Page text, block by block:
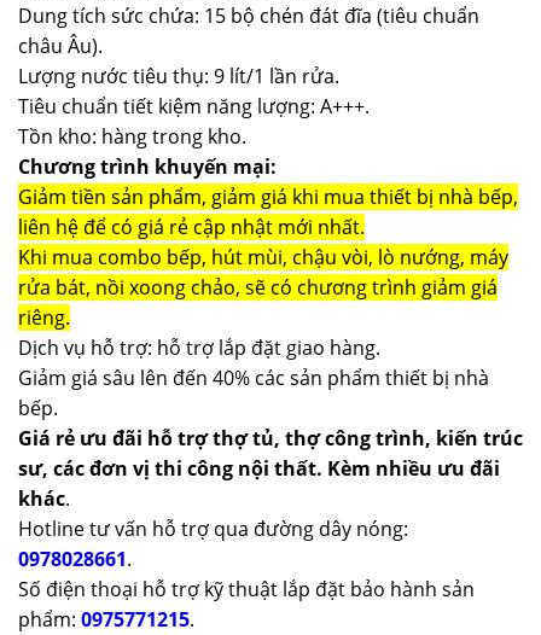
Dung tích sức chứa: 15 bộ chén đát đĩa (tiêu chuẩn
châu Âu).
Lượng nước tiêu thụ: 9 lít/1 lần rửa.
Tiêu chuẩn tiết kiệm năng lượng: A+++.
Tồn kho: hàng trong kho.
Chương trình khuyến mại:
Giảm tiền sản phẩm, giảm giá khi mua thiết bị nhà bếp,
liên hệ để có giá rẻ cập nhật mới nhất.
Khi mua combo bếp, hút mùi, chậu vòi, lò nướng, máy
rửa bát, nồi xoong chảo, sẽ có chương trình giảm giá
riêng.
Dịch vụ hỗ trợ: hỗ trợ lắp đặt giao hàng.
Giảm giá sâu lên đến 40% các sản phẩm thiết bị nhà
bếp.
Giá rẻ ưu đãi hỗ trợ thợ tủ, thợ công trình, kiến trúc
sư, các đơn vị thi công nội thất. Kèm nhiều ưu đãi
khác.
Hotline tư vấn hỗ trợ qua đường dây nóng:
0978028661.
Số điện thoại hỗ trợ kỹ thuật lắp đặt bảo hành sản
phẩm: 0975771215.